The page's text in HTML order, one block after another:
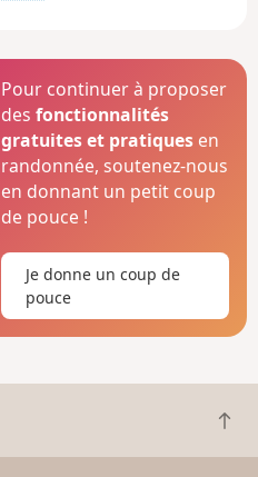
Pour continuer à proposer
desfonctionnalités
gratuites et pratiques en
randonnée, soutenez-nous
en donnant un petit coup
de pouce !
Je donne un coup de
pouce
R
e